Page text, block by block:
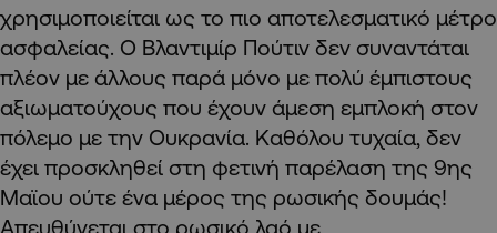
χρησιμοποιείται ως το πιο αποτελεσματικό μέτρο
ασφαλείας. Ο Βλαντιμίρ Πούτιν δεν συναντάται
πλέον με άλλους παρά μόνο με πολύ έμπιστους
αξιωματούχους που έχουν άμεση εμπλοκή στον
πόλεμο με την Ουκρανία. Καθόλου τυχαία, δεν
έχει προσκληθεί στη φετινή παρέλαση της 9ης
Μαϊου ούτε ένα μέρος της ρωσικής δουμάς!
Απευθύνεται στο ρωσικό λαό με